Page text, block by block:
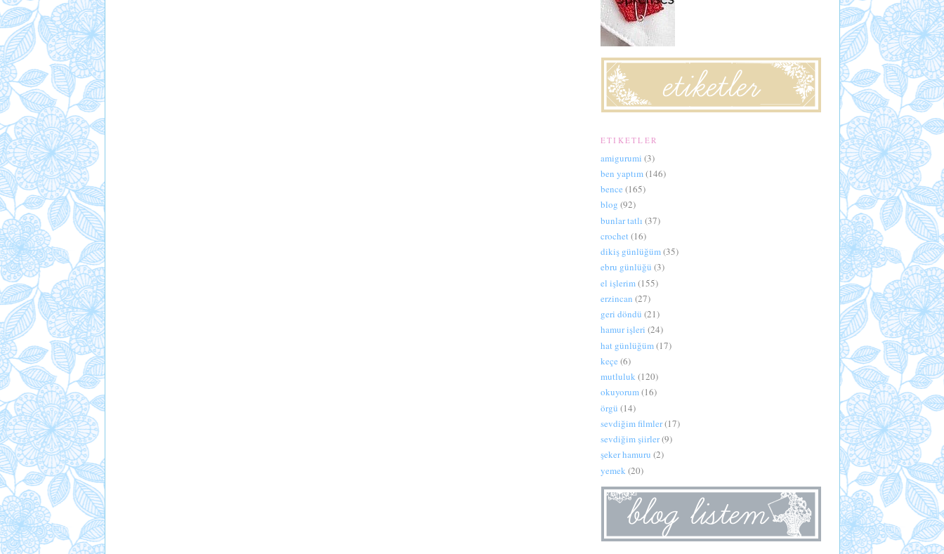
ETIKETLER
amigurumi (3)
ben yaptım(146)
bence (165)
blog (92)
bunlar tatlı (37)
crochet(16)
dikiş günlüğüm(35)
ebru günlüğü (3)
el işlerim(155)
erzincan (27)
geri döndü (21)
hamur işleri (24)
hat günlüğüm(17)
keçe (6)
mutluluk(120)
okuyorum(16)
örgü (14)
sevdiğim filmler(17)
sevdiğim şiirler(9)
şeker hamuru (2)
yemek (20)